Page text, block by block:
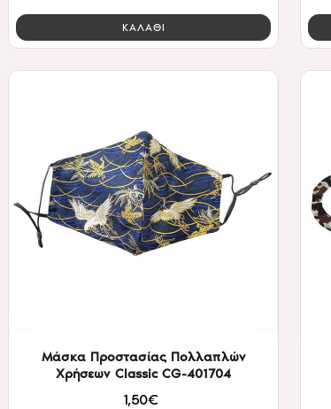
ΚΑΛΑΘΙ
Μάσκα Προστασίας Πολλαπλών
Χρήσεων Classic CG-401704
1,50€